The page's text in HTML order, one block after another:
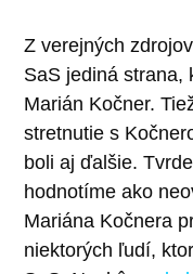
Z verejných
SaS jediná strana,
Marián Kočner.
stretnutie s
boli aj ďalšie.
hodnotíme ako
Mariána Kočnera
niektorých ľudí,